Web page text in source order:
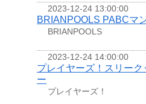
2023-12-24 13:00:00
BRIANPOOLS PABCマ
BRIANPOOLS
2023-12-24 14:00:00
プレイヤーズ！スリー
ー
プレイヤーズ！